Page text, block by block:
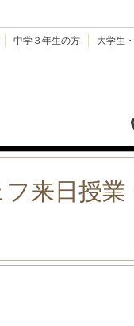
中学３年生の方 大学生
来日授